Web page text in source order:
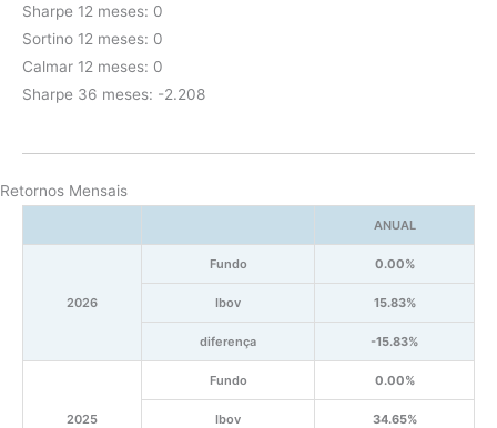
Sharpe 12 meses: 0
Sortino 12 meses: 0
Calmar 12 meses: 0
Sharpe 36 meses: -2.208
Retornos Mensais
ANUAL
2026
Fundo 0.00%
Ibov 15.83%
diferença -15.83%
2025
Fundo 0.00%
Ibov 34.65%